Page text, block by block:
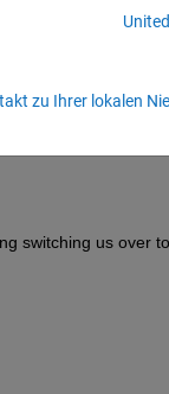
switching us over to
zu Ihrer lokalen